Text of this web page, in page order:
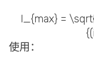
l_{max} =
使用：